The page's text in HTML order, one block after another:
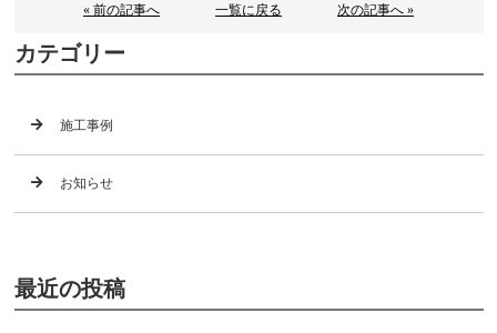
« 前の記事へ 一覧に戻る 次の記事へ »
カテゴリー
施工事例
お知らせ
最近の投稿